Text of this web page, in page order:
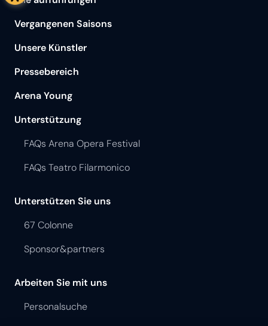
Vergangenen Saisons
Unsere Künstler
Pressebereich
Arena Young
Unterstützung
FAQs Arena Opera Festival
FAQs Teatro Filarmonico
Unterstützen Sie uns
67 Colonne
Sponsor&partners
Arbeiten Sie mit uns
Personalsuche